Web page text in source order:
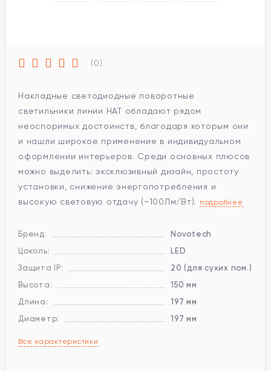
(0)
Накладные светодиодные поворотные
светильники линии HAT обладают рядом
неоспоримых достоинств, благодаря которым они
и нашли широкое применение в индивидуальном
оформлении интерьеров. Среди основных плюсов
можно выделить: эксклюзивный дизайн, простоту
установки, снижение энергопотребления и
высокую световую отдачу (~100Лм/Вт). подробнее
Бренд:
Novotech
Цоколь:
LED
Защита IP:
20 (для сухих пом.)
Высота:
150 мм
Длина:
197 мм
Диаметр:
197 мм
Все характеристики